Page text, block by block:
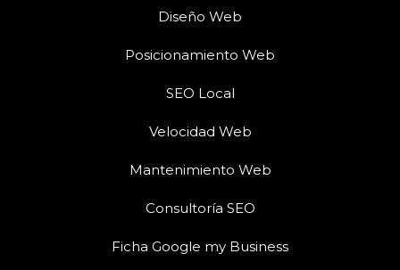
Diseño Web
Posicionamiento Web
SEO Local
Velocidad Web
Mantenimiento Web
Consultoría SEO
Ficha Google my Business